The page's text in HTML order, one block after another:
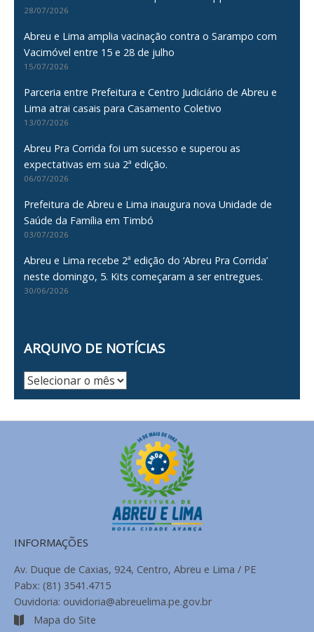
28/07/2026
Abreu e Lima amplia vacinação contra o Sarampo com
Vacimóvel entre 15 e 28 de julho
15/07/2026
Parceria entre Prefeitura e Centro Judiciário de Abreu e
Lima atrai casais para Casamento Coletivo
13/07/2026
Abreu Pra Corrida foi um sucesso e superou as
expectativas em sua 2ª edição.
06/07/2026
Prefeitura de Abreu e Lima inaugura nova Unidade de
Saúde da Família em Timbó
03/07/2026
Abreu e Lima recebe 2ª edição do ‘Abreu Pra Corrida’
neste domingo, 5. Kits começaram a ser entregues.
30/06/2026
ARQUIVO DE NOTÍCIAS
Arquivo
INFORMAÇÕES
Av. Duque de Caxias, 924, Centro, Abreu e Lima / PE
Pabx: (81) 3541.4715
Ouvidoria: ouvidoria@abreuelima.pe.gov.br
Mapa do Site